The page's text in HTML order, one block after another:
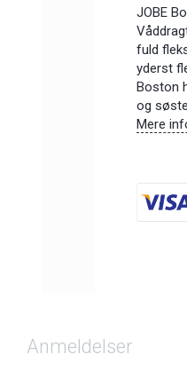
JOBE
fuld
yderst
Boston
og
Mere
Anmeldelser